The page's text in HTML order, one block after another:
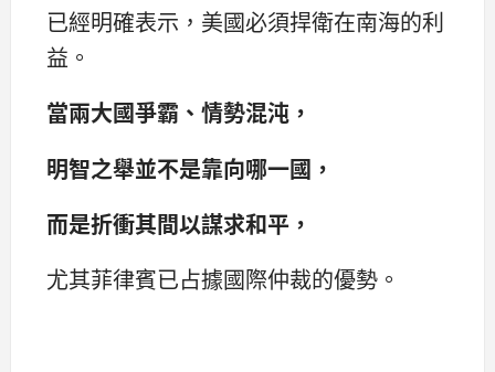
已經明確表示，美國必須捍衛在南海的利
益。
當兩大國爭霸、情勢混沌，
明智之舉並不是靠向哪一國，
而是折衝其間以謀求和平，
尤其菲律賓已占據國際仲裁的優勢。